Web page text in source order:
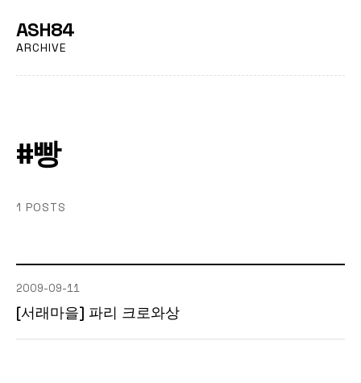
ASH84
ARCHIVE
#빵
1 POSTS
2009-09-11
[서래마을] 파리 크로와상